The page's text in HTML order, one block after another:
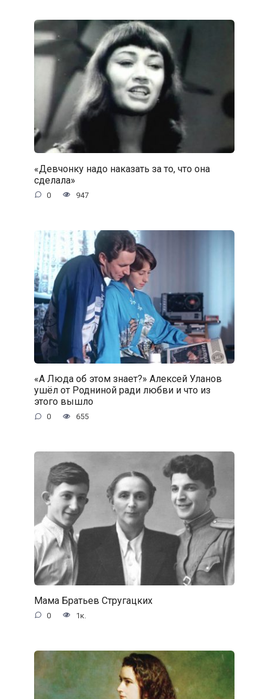
«Девчонку надо наказать за то, что она
сделала»
0 947
«А Люда об этом знает?» Алексей Уланов
ушёл от Родниной ради любви и что из
этого вышло
0 655
Мама Братьев Стругацких
0 1к.